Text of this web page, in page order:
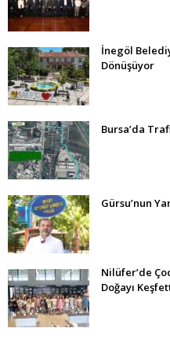
İnegöl
Dönüşüyor
Bursa’da
Gürsu’nun
Nilüfer’de
Doğayı